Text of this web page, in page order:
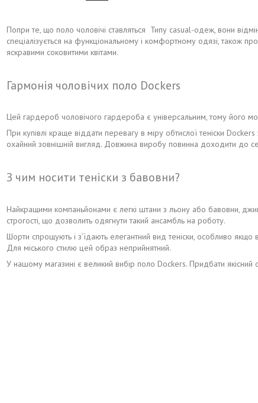
Попри те, що поло чоловічі ставляться Типу casual-одеж, вони
спеціалізується на функціональному і комфортному одязі, також
яскравими соковитими квітами.
Гармонія чоловічих поло Dockers
Цей гардероб чоловічого гардероба є універсальним, тому його
При купівлі краще віддати перевагу в міру обтислої теніски
охайний зовнішній вигляд. Довжина виробу повинна доходити до
З чим носити теніски з бавовни?
Найкращими компаньйонами є легкі штани з льону або бавовни,
строгості, що дозволить одягнути такий ансамбль на роботу.
Шорти спрощують і з’їдають елегантний вид теніски, особливо
Для міського стилю цей образ неприйнятний.
У нашому магазині є великий вибір поло Dockers. Придбати